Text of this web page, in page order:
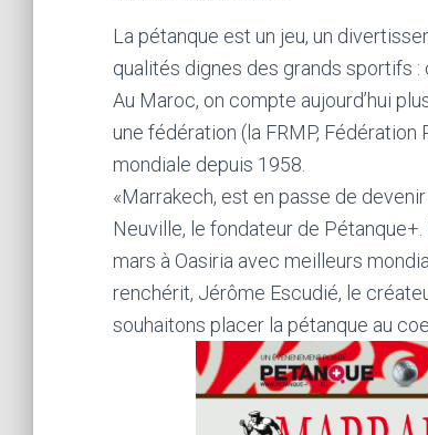
La pétanque est un jeu, un
qualités dignes des grands sportifs
Au Maroc, on compte aujourd’hui
une fédération (la FRMP,
mondiale depuis 1958.
«Marrakech, est en passe de
Neuville, le fondateur de
mars à Oasiria avec meilleurs
renchérit, Jérôme Escudié, le
souhaitons placer la pétanque au